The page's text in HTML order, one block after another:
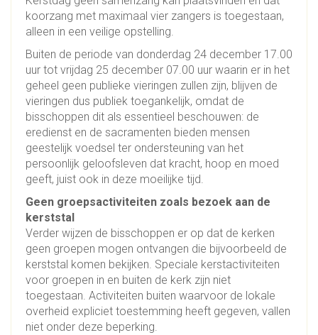
koorzang met maximaal vier zangers is toegestaan,
alleen in een veilige opstelling.
Buiten de periode van donderdag 24 december 17.00
uur tot vrijdag 25 december 07.00 uur waarin er in het
geheel geen publieke vieringen zullen zijn, blijven de
vieringen dus publiek toegankelijk, omdat de
bisschoppen dit als essentieel beschouwen: de
eredienst en de sacramenten bieden mensen
geestelijk voedsel ter ondersteuning van het
persoonlijk geloofsleven dat kracht, hoop en moed
geeft, juist ook in deze moeilijke tijd.
Geen groepsactiviteiten zoals bezoek aan de
kerststal
Verder wijzen de bisschoppen er op dat de kerken
geen groepen mogen ontvangen die bijvoorbeeld de
kerststal komen bekijken. Speciale kerstactiviteiten
voor groepen in en buiten de kerk zijn niet
toegestaan. Activiteiten buiten waarvoor de lokale
overheid expliciet toestemming heeft gegeven, vallen
niet onder deze beperking.